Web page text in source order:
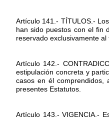
Artículo 141.- TÍTULOS.-
han sido puestos con el fin
reservado exclusivamente al
Artículo 142.-
estipulación concreta y
casos en él
presentes Estatutos.
Artículo 143.- VIGENCIA.-